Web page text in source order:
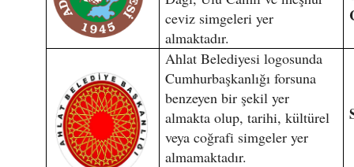
ceviz simgeleri yer
almaktadır.
Ahlat Belediyesi logosunda
Cumhurbaşkanlığı forsuna
benzeyen bir şekil yer
almakta olup, tarihi, kültürel
veya coğrafi simgeler yer
almamaktadır.